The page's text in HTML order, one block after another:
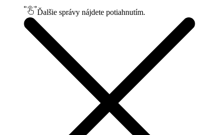
Ďalšie správy nájdete potiahnutím.